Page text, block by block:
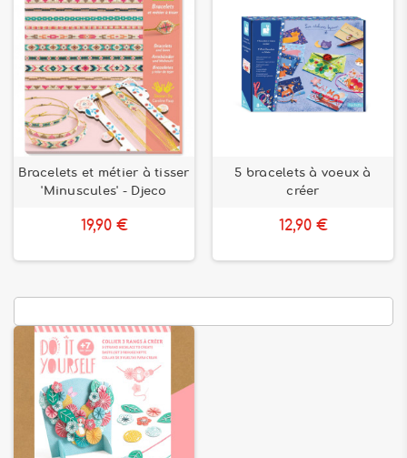
Bracelets et métier à tisser
'Minuscules' - Djeco
19,90 €
5 bracelets à voeux à
créer
12,90 €